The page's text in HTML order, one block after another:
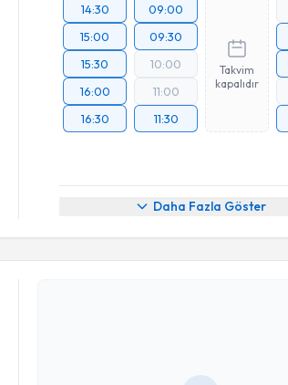
14:30
15:00
15:30
16:00
16:30
09:00
09:30
10:00
11:00
11:30
Takvim
kapalıdır
Daha Fazla Göster